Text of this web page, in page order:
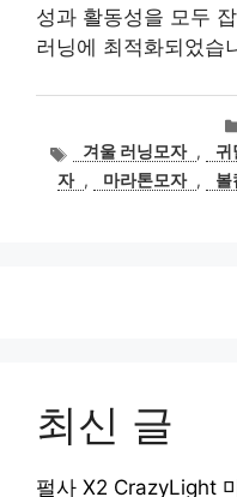
성과 활동성을 모두
러닝에 최적화되었습
태
그
겨울 러닝모자 , 귀
자 , 마라톤모자 , 볼
최신 글
펄사 X2 CrazyLight